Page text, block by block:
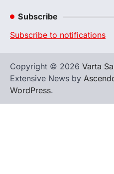
Subscribe
Subscribe to notifications
Copyright © 2026 Varta
Extensive News by
WordPress.